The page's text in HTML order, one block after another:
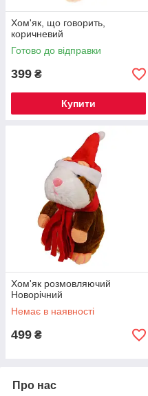
Хом'як, що говорить,
коричневий
Готово до відправки
399 ₴
Купити
Хом'як розмовляючий
Новорічний
Немає в наявності
499 ₴
Про нас